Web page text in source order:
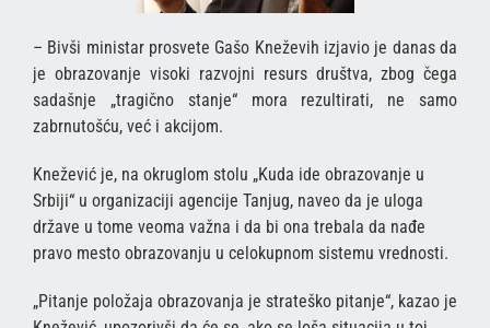
– Bivši ministar prosvete Gašo Kneževih izjavio je danas da
je obrazovanje visoki razvojni resurs društva, zbog čega
sadašnje „tragično stanje“ mora rezultirati, ne samo
zabrnutošću, već i akcijom.
Knežević je, na okruglom stolu „Kuda ide obrazovanje u
Srbiji“ u organizaciji agencije Tanjug, naveo da je uloga
države u tome veoma važna i da bi ona trebala da nađe
pravo mesto obrazovanju u celokupnom sistemu vrednosti.
„Pitanje položaja obrazovanja je strateško pitanje“, kazao je